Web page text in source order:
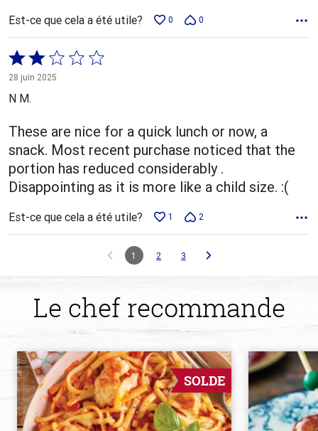
Est-ce que cela a été utile? 0 0
Coté
2 sur
5
28 juin 2025
N M.
These are nice for a quick lunch or now, a
snack. Most recent purchase noticed that the
portion has reduced considerably .
Disappointing as it is more like a child size. :(
Est-ce que cela a été utile? 1 2
1 2 3
Le chef recommande
SOLDE